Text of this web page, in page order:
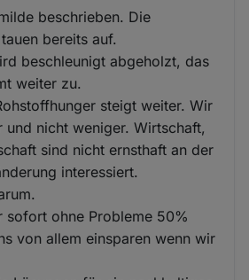
beschrieben. Die
bereits auf.
beschleunigt abgeholzt, das
weiter zu.
steigt weiter. Wir
und nicht weniger. Wirtschaft,
sind nicht ernsthaft an der
interessiert.
sofort ohne Probleme 50%
von allem einsparen wenn wir